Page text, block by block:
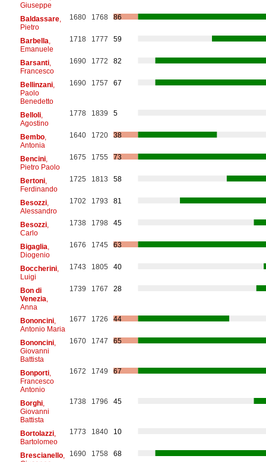
Giuseppe
Baldassare,
Pietro
1680 1768 86
Barbella
Emanuele
1718 1777 59
Barsanti,
Francesco
1690 1772 82
Bellinzani,
Paolo
Benedetto
1690 1757 67
Belloli,
Agostino
1778 1839 5
Bembo,
Antonia
1640 1720 38
Bencini,
Pietro Paolo
1675 1755 73
Bertoni,
Ferdinando
1725 1813 58
Besozzi,
Alessandro
1702 1793 81
Besozzi,
Carlo
1738 1798 45
Bigaglia
Diogenio
1676 1745 63
Boccherini,
Luigi
1743 1805 40
Bon di
Venezia
Anna
1739 1767 28
Bononcini,
Antonio Maria
1677 1726 44
Bononcini,
Giovanni
Battista
1670 1747 65
Bonporti,
Francesco
Antonio
1672 1749 67
Borghi,
Giovanni
Battista
1738 1796 45
Bortolazzi,
Bartolomeo
1773 1840 10
Brescianello,
1690 1758 68